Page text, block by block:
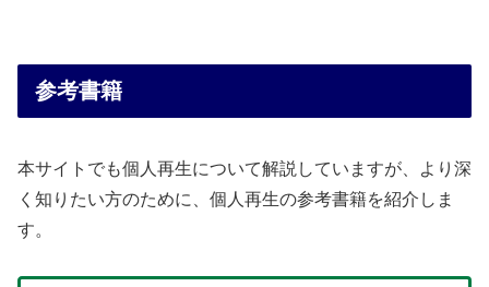
参考書籍
本サイトでも個人再生について解説していますが、より深
く知りたい方のために、個人再生の参考書籍を紹介しま
す。